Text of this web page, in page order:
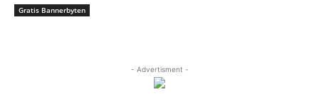
Gratis Bannerbyten
- Advertisment -